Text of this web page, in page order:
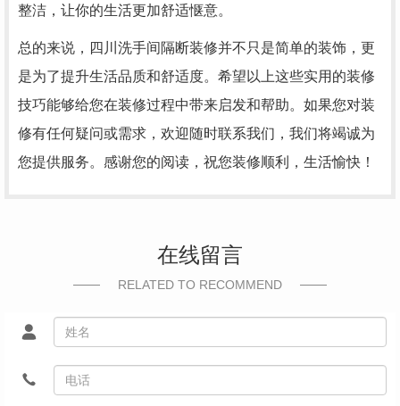
整洁，让你的生活更加舒适惬意。
总的来说，四川洗手间隔断装修并不只是简单的装饰，更
是为了提升生活品质和舒适度。希望以上这些实用的装修
技巧能够给您在装修过程中带来启发和帮助。如果您对装
修有任何疑问或需求，欢迎随时联系我们，我们将竭诚为
您提供服务。感谢您的阅读，祝您装修顺利，生活愉快！
在线留言
RELATED TO RECOMMEND